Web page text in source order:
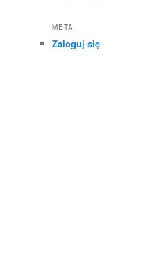
META
Zaloguj się